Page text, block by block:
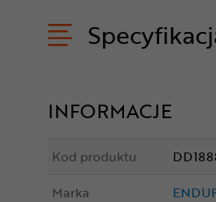
INFORMACJE
Kod produktu
Marka